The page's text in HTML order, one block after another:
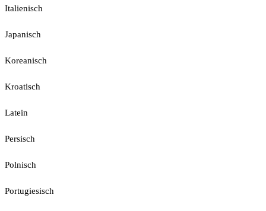
Italienisch
Japanisch
Koreanisch
Kroatisch
Latein
Persisch
Polnisch
Portugiesisch